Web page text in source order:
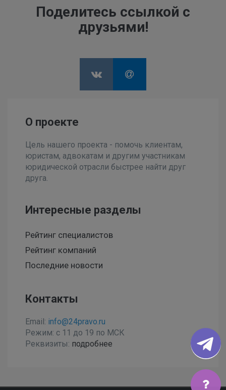
Поделитесь ссылкой с
друзьями!
О проекте
Цель нашего проекта - помочь клиентам,
юристам, адвокатам и другим участникам
юридической отрасли быстрее найти друг
друга.
Интересные разделы
Рейтинг специалистов
Рейтинг компаний
Последние новости
Контакты
Email: info@24pravo.ru
Режим: с 11 до 19 по МСК
Реквизиты: подробнее